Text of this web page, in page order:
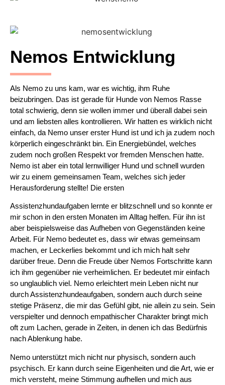
Nemos Entwicklung
Als Nemo zu uns kam, war es wichtig, ihm Ruhe
beizubringen. Das ist gerade für Hunde von Nemos Rasse
total schwierig, denn sie wollen immer und überall dabei sein
und am liebsten alles kontrollieren. Wir hatten es wirklich nicht
einfach, da Nemo unser erster Hund ist und ich ja zudem noch
körperlich eingeschränkt bin. Ein Energiebündel, welches
zudem noch großen Respekt vor fremden Menschen hatte.
Nemo ist aber ein total lernwilliger Hund und schnell wurden
wir zu einem gemeinsamen Team, welches sich jeder
Herausforderung stellte! Die ersten
Assistenzhundaufgaben lernte er blitzschnell und so konnte er
mir schon in den ersten Monaten im Alltag helfen. Für ihn ist
aber beispielsweise das Aufheben von Gegenständen keine
Arbeit. Für Nemo bedeutet es, dass wir etwas gemeinsam
machen, er Leckerlies bekommt und ich mich halt sehr
darüber freue. Denn die Freude über Nemos Fortschritte kann
ich ihm gegenüber nie verheimlichen. Er bedeutet mir einfach
so unglaublich viel. Nemo erleichtert mein Leben nicht nur
durch Assistenzhundeaufgaben, sondern auch durch seine
stetige Präsenz, die mir das Gefühl gibt, nie allein zu sein. Sein
verspielter und dennoch empathischer Charakter bringt mich
oft zum Lachen, gerade in Zeiten, in denen ich das Bedürfnis
nach Ablenkung habe.
Nemo unterstützt mich nicht nur physisch, sondern auch
psychisch. Er kann durch seine Eigenheiten und die Art, wie er
mich versteht, meine Stimmung aufhellen und mich aus